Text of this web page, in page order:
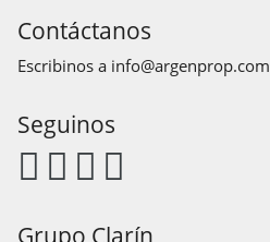
Contáctanos
Escribinos a info@argenprop.com
Seguinos
Grupo Clarín